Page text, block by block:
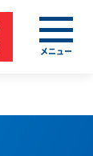
メニュー